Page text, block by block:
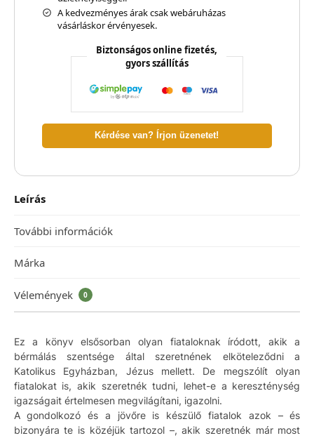
A kedvezményes árak csak webáruházas
vásárláskor érvényesek.
Biztonságos online fizetés,
gyors szállítás
Kérdése van? Írjon üzenetet!
Leírás
További információk
Márka
Vélemények 0
Ez a könyv elsősorban olyan fiataloknak íródott, akik a
bérmálás szentsége által szeretnének elköteleződni a
Katolikus Egyházban, Jézus mellett. De megszólít olyan
fiatalokat is, akik szeretnék tudni, lehet-e a kereszténység
igazságait értelmesen megvilágítani, igazolni.
A gondolkozó és a jövőre is készülő fiatalok azok – és
bizonyára te is közéjük tartozol –, akik szeretnék már most